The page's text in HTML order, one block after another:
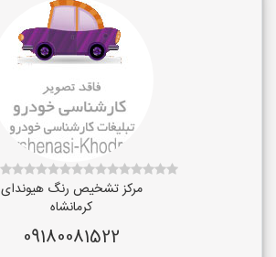
مرکز تشخیص رنگ هیوندای
کرمانشاه
09180081522